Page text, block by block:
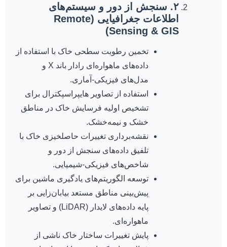
۲. سنجش از دور و سیستم‌های
اطلاعات جغرافیایی (Remote
Sensing & GIS)
تخمین رطوبت سطحی خاک با استفاده از
داده‌های ماهواره‌ای رادار باند X و
مدل‌های فیزیکی-آماری.
استفاده از تصاویر هایپراسپکترال برای
تشخیص اولیه فرسایش خاک در مناطق
خشک و نیمه‌خشک.
نقشه‌برداری تغییرات حاصلخیزی خاک با
تلفیق داده‌های سنجش از دور و
شاخص‌های فیزیکی-شیمیایی.
توسعه الگوریتم‌های یادگیری ماشین برای
پیش‌بینی مناطق مستعد بیابان‌زایی بر
پایه داده‌های لایدار (LiDAR) و تصاویر
ماهواره‌ای.
پایش تغییرات ساختار خاک ناشی از